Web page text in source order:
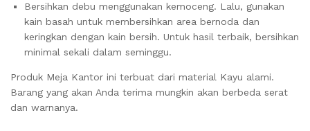
Bersihkan debu menggunakan kemoceng. Lalu, gunakan
kain basah untuk membersihkan area bernoda dan
keringkan dengan kain bersih. Untuk hasil terbaik, bersihkan
minimal sekali dalam seminggu.
Produk Meja Kantor ini terbuat dari material Kayu alami.
Barang yang akan Anda terima mungkin akan berbeda serat
dan warnanya.